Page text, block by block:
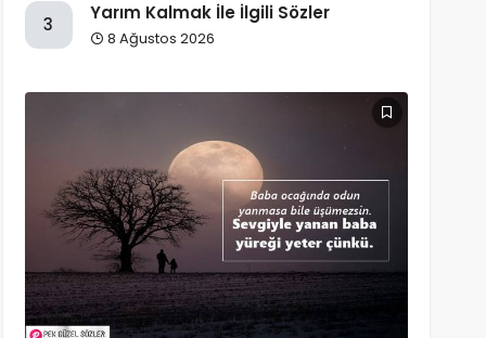
3
Yarım Kalmak İle İlgili Sözler
8 Ağustos 2026